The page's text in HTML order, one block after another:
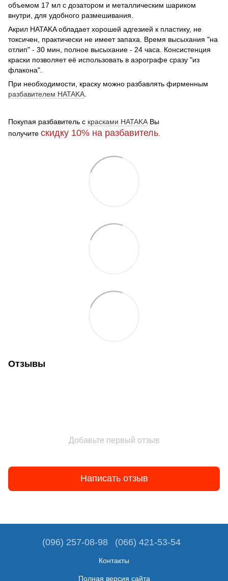
объемом 17 мл с дозатором и металлическим шариком
внутри, для удобного размешивания.
Акрил HATAKA обладает хорошей адгезией к пластику, не
токсичен, практически не имеет запаха. Время высыхания "на
отлип" - 30 мин, полное высыхание - 24 часа. Консистенция
краски позволяет её использовать в аэрографе сразу "из
флакона".
При необходимости, краску можно разбавлять фирменным
разбавителем HATAKA
Покупая разбавитель с красками HATAKA Вы
получите скидку 10% на разбавитель
Отзывы
Добавьте первый отзыв
Написать отзыв
(096) 257-08-98 (066) 421-53-54
Контакты
Полная версия сайта